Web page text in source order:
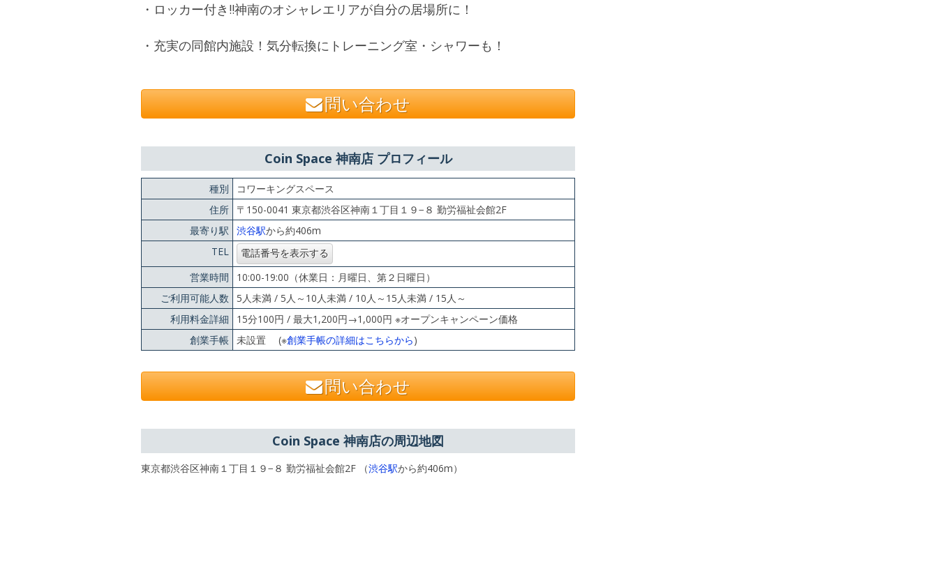
・ロッカー付き!!神南のオシャレエリアが自分の居場所に！
・充実の同館内施設！気分転換にトレーニング室・シャワーも！
問い合わせ
Coin Space 神南店 プロフィール
種別
コワーキングスペース
住所
〒150-0041 東京都渋谷区神南１丁目１９−８ 勤労福祉会館2F
最寄り駅
渋谷駅から約406m
TEL
営業時間
10:00-19:00（休業日：月曜日、第２日曜日）
ご利用可能人数
5人未満 / 5人～10人未満 / 10人～15人未満 / 15人～
利用料金詳細
15分100円 / 最大1,200円→1,000円 ※オープンキャンペーン価格
創業手帳 未設置 (※創業手帳の詳細はこちらから)
問い合わせ
Coin Space 神南店の周辺地図
東京都渋谷区神南１丁目１９−８ 勤労福祉会館2F （渋谷駅から約406m）